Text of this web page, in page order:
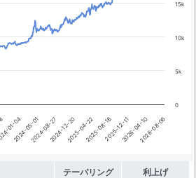
01-04
2024-05-012024-08-272024-12-202025-04-222025-08-182025-12-112026-04-102026-08-06
0
5k
10k
15k
テーパリング 利上げ